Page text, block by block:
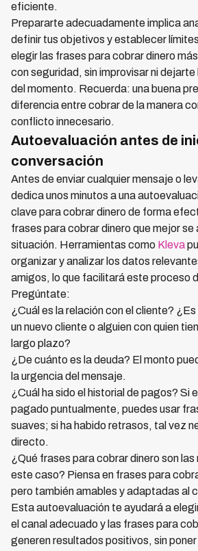
eficiente.
Prepararte adecuadamente implica
definir tus objetivos y establecer
elegir las frases para cobrar dinero
con seguridad, sin improvisar ni
del momento. Recuerda: una buena
diferencia entre cobrar de la manera
conflicto innecesario.
Autoevaluación antes de
conversación
Antes de enviar cualquier mensaje o
dedica unos minutos a una
clave para cobrar dinero de forma
frases para cobrar dinero que mejor se
situación. Herramientas como Kleva
organizar y analizar los datos
amigos, lo que facilitará este proceso
Pregúntate:
¿Cuál es la relación con el cliente?
un nuevo cliente o alguien con quien
largo plazo?
¿De cuánto es la deuda? El monto
la urgencia del mensaje.
¿Cuál ha sido el historial de pagos? Si
pagado puntualmente, puedes usar
suaves; si ha habido retrasos, tal vez
directo.
¿Qué frases para cobrar dinero son
este caso? Piensa en frases para
pero también amables y adaptadas al
Esta autoevaluación te ayudará a
el canal adecuado y las frases para
generen resultados positivos, sin